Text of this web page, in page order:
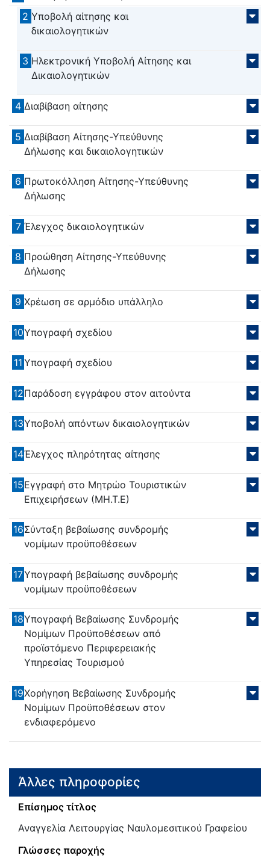
2 Υποβολή αίτησης και
δικαιολογητικών
3 Ηλεκτρονική Υποβολή Αίτησης και
Δικαιολογητικών
4 Διαβίβαση αίτησης
5 Διαβίβαση Αίτησης-Υπεύθυνης
Δήλωσης και δικαιολογητικών
6 Πρωτοκόλληση Αίτησης-Υπεύθυνης
Δήλωσης
7 Έλεγχος δικαιολογητικών
8 Προώθηση Αίτησης-Υπεύθυνης
Δήλωσης
9 Χρέωση σε αρμόδιο υπάλληλο
10Υπογραφή σχεδίου
11 Υπογραφή σχεδίου
12Παράδοση εγγράφου στον αιτούντα
13Υποβολή απόντων δικαιολογητικών
14Έλεγχος πληρότητας αίτησης
15Εγγραφή στο Μητρώο Τουριστικών
Επιχειρήσεων (ΜΗ.Τ.Ε)
16Σύνταξη βεβαίωσης συνδρομής
νομίμων προϋποθέσεων
17Υπογραφή βεβαίωσης συνδρομής
νομίμων προϋποθέσεων
18Υπογραφή Βεβαίωσης Συνδρομής
Νομίμων Προϋποθέσεων από
προϊστάμενο Περιφερειακής
Υπηρεσίας Τουρισμού
19Χορήγηση Βεβαίωσης Συνδρομής
Νομίμων Προϋποθέσεων στον
ενδιαφερόμενο
Άλλες πληροφορίες
Επίσημος τίτλος
Αναγγελία Λειτουργίας Ναυλομεσιτικού Γραφείου
Γλώσσες παροχής